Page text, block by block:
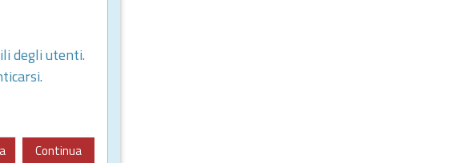
degli utenti.
Continua